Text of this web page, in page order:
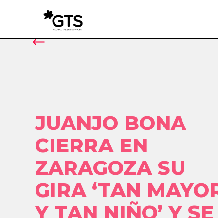
JUANJO BONA
CIERRA EN
ZARAGOZA SU
GIRA ‘TAN
Y TAN NIÑO’ Y SE